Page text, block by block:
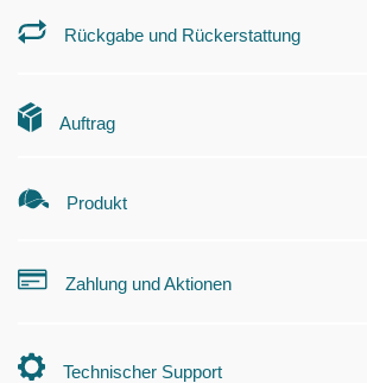
Rückgabe und Rückerstattung
Auftrag
Produkt
Zahlung und Aktionen
Technischer Support